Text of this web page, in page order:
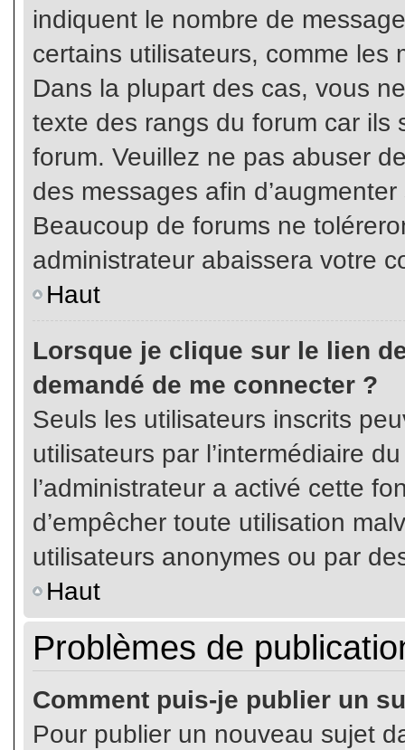
indiquent le nombre de
certains utilisateurs, comme les
Dans la plupart des cas, vous
texte des rangs du forum car ils
forum. Veuillez ne pas abuser
des messages afin
Beaucoup de forums ne
administrateur abaissera votre
Haut
Lorsque je clique sur le lien
demandé de me connecter ?
Seuls les utilisateurs inscrits
utilisateurs par l’intermédiaire
l’administrateur a activé cette
d’empêcher toute utilisation
utilisateurs anonymes ou par
Haut
Problèmes de
Comment puis-je publier un
Pour publier un nouveau sujet